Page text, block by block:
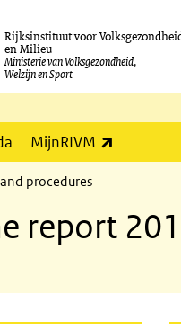
Rijksinstituut voor
en Milieu
Ministerie van Volksgezondheid,
Welzijn en Sport
MijnRIVM
procedures
report